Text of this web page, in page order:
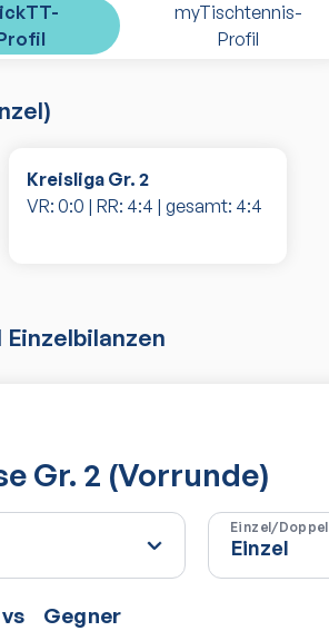
myTischtennis-
Profil
)
Kreisliga Gr. 2
VR:0:0 | RR: 4:4 | gesamt: 4:4
Gr. 2 (Vorrunde)
Einzel/Doppel
vs Gegner